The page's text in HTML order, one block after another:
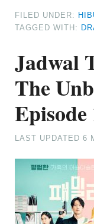
FILED UNDER:
TAGGED WITH:
Jadwal
The
LAST UPDATED6